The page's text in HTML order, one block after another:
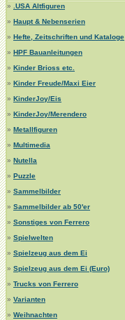
»
.USA Altfiguren
» Haupt & Nebenserien
» Hefte, Zeitschriften und Kataloge
» HPF Bauanleitungen
» Kinder Brioss etc.
» Kinder Freude/Maxi Eier
» KinderJoy/Eis
» KinderJoy/Merendero
» Metallfiguren
» Multimedia
» Nutella
» Puzzle
» Sammelbilder
» Sammelbilder ab 50'er
» Sonstiges von Ferrero
» Spielwelten
» Spielzeug aus dem Ei
» Spielzeug aus dem Ei (Euro)
» Trucks von Ferrero
» Varianten
» Weihnachten